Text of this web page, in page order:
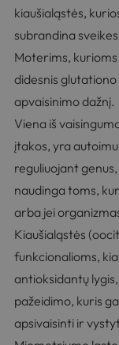
kiaušialąstės,
subrandina
Moterims,
didesnis
apvaisinimo dažnį.
Viena iš
įtakos, yra
reguliuojant
naudinga toms,
arba jei
Kiaušialąstės
funkcionalioms,
antioksidantų
pažeidimo, kuris
apsivaisinti ir